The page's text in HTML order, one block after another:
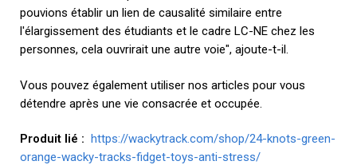
pouvions établir un lien de causalité similaire entre
l'élargissement des étudiants et le cadre LC-NE chez les
personnes, cela ouvrirait une autre voie", ajoute-t-il.
Vous pouvez également utiliser nos articles pour vous
détendre après une vie consacrée et occupée.
Produit lié : https://wackytrack.com/shop/24-knots-green-
orange-wacky-tracks-fidget-toys-anti-stress/